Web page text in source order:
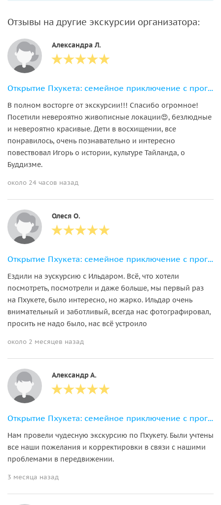
Отзывы на другие экскурсии организатора:
Александра Л.
Открытие Пхукета: семейное приключение с прогулкой со слонами
В полном восторге от экскурсии!!! Спасибо огромное!
Посетили невероятно живописные локации😍, безлюдные
и невероятно красивые. Дети в восхищении, все
понравилось, очень познавательно и интересно
повествовал Игорь о истории, культуре Тайланда, о
Буддизме.
около 24 часов назад
Олеся О.
Открытие Пхукета: семейное приключение с прогулкой со слонами
Ездили на эускурсию с Ильдаром. Всё, что хотели
посмотреть, посмотрели и даже больше, мы первый раз
на Пхукете, было интересно, но жарко. Ильдар очень
внимательный и заботливый, всегда нас фотографировал,
просить не надо было, нас всё устроило
около 2 месяцев назад
Александр А.
Открытие Пхукета: семейное приключение с прогулкой со слонами
Нам провели чудесную экскурсию по Пхукету. Были учтены
все наши пожелания и корректировки в связи с нашими
проблемами в передвижении.
3 месяца назад